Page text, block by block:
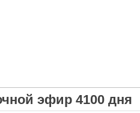
эфир 4100 дня